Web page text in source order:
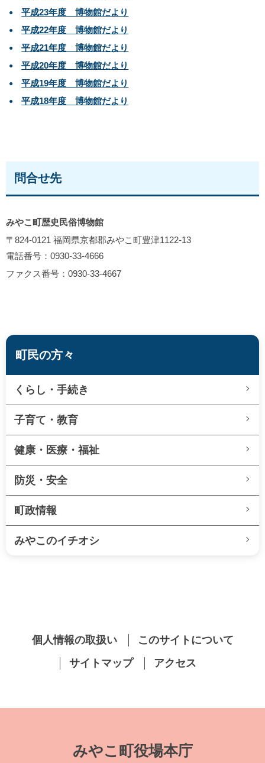
平成23年度 博物館だより
平成22年度 博物館だより
平成21年度 博物館だより
平成20年度 博物館だより
平成19年度 博物館だより
平成18年度 博物館だより
問合せ先
みやこ町歴史民俗博物館
〒824-0121 福岡県京都郡みやこ町豊津1122‐13
電話番号：0930-33-4666
ファクス番号：0930-33-4667
町民の方々
くらし・手続き
子育て・教育
健康・医療・福祉
防災・安全
町政情報
みやこのイチオシ
個人情報の取扱い
このサイトについて
サイトマップ
アクセス
みやこ町役場本庁